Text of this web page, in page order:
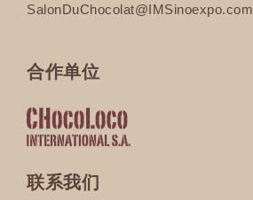
SalonDuChocolat@IMSinoexpo.com
合作单位
联系我们